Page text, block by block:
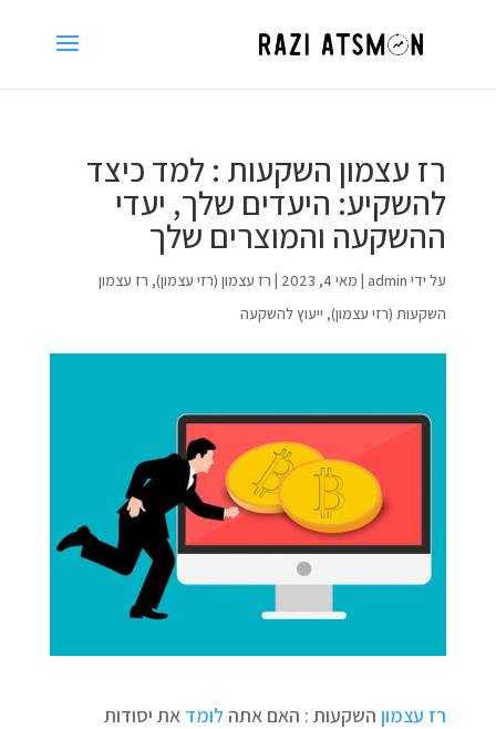
רז עצמון השקעות : למד כיצד
להשקיע: היעדים שלך, יעדי
ההשקעה והמוצרים שלך
על ידי admin
| מאי 4, 2023 | רז עצמון (רזי עצמון), רז עצמון
השקעות (רזי עצמון), ייעוץ להשקעה
רז עצמוןהשקעות : האם אתה לומד את יסודות